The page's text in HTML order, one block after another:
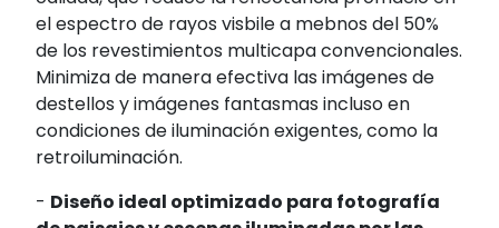
el espectro de rayos visbile a mebnos del 50%
de los revestimientos multicapa convencionales.
Minimiza de manera efectiva las imágenes de
destellos y imágenes fantasmas incluso en
condiciones de iluminación exigentes, como la
retroiluminación.
- Diseño ideal optimizado para fotografía